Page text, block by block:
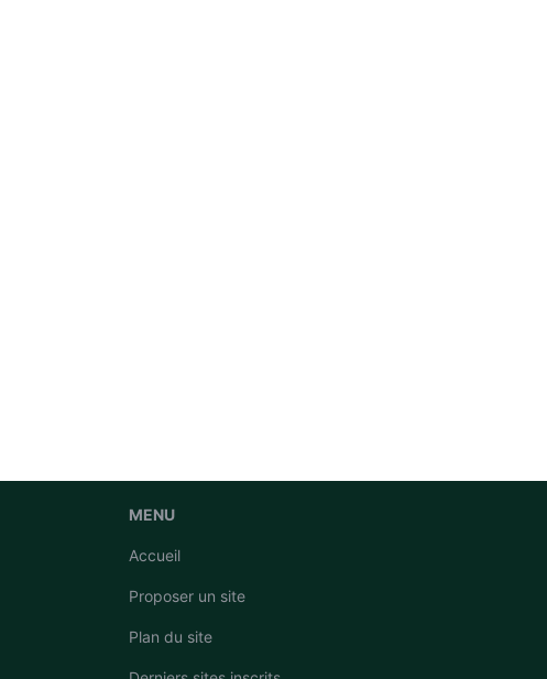
MENU
Accueil
Proposer un site
Plan du site